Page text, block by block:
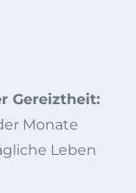
Gereiztheit:
Monate
Leben